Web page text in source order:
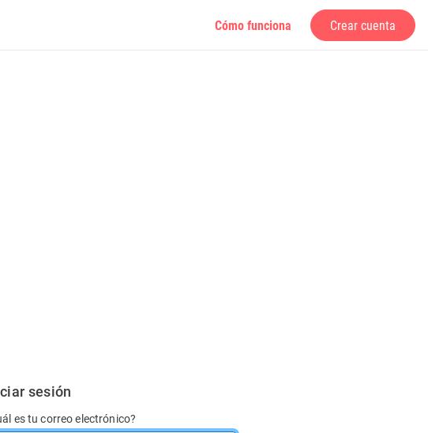
Cómo funciona Crear cuenta
sesión
es tu correo electrónico?